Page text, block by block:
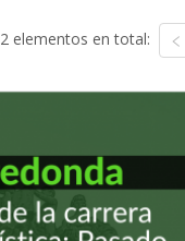
2 elementos en total: